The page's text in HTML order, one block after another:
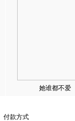
她谁都不爱
付款方式